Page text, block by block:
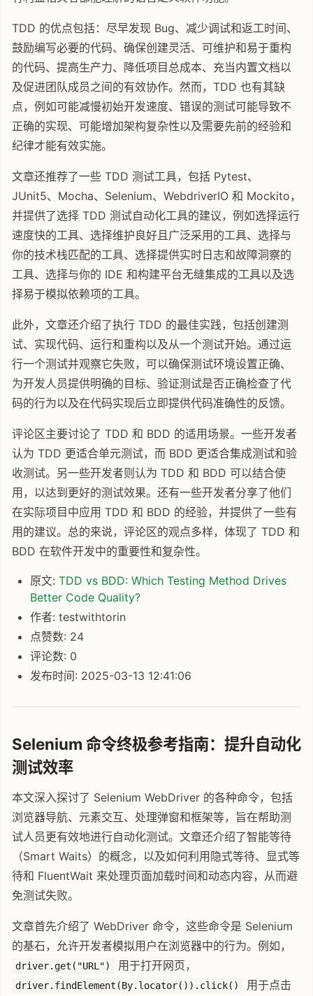
TDD 的优点包括：尽早发现 Bug、减少调试和返工时间、
鼓励编写必要的代码、确保创建灵活、可维护和易于重构
的代码、提高生产力、降低项目总成本、充当内置文档以
及促进团队成员之间的有效协作。然而，TDD 也有其缺
点，例如可能减慢初始开发速度、错误的测试可能导致不
正确的实现、可能增加架构复杂性以及需要先前的经验和
纪律才能有效实施。
文章还推荐了一些 TDD 测试工具，包括 Pytest、
JUnit5、Mocha、Selenium、WebdriverIO 和 Mockito，
并提供了选择 TDD 测试自动化工具的建议，例如选择运行
速度快的工具、选择维护良好且广泛采用的工具、选择与
你的技术栈匹配的工具、选择提供实时日志和故障洞察的
工具、选择与你的 IDE 和构建平台无缝集成的工具以及选
择易于模拟依赖项的工具。
此外，文章还介绍了执行 TDD 的最佳实践，包括创建测
试、实现代码、运行和重构以及从一个测试开始。通过运
行一个测试并观察它失败，可以确保测试环境设置正确、
为开发人员提供明确的目标、验证测试是否正确检查了代
码的行为以及在代码实现后立即提供代码准确性的反馈。
评论区主要讨论了 TDD 和 BDD 的适用场景。一些开发者
认为 TDD 更适合单元测试，而 BDD 更适合集成测试和验
收测试。另一些开发者则认为 TDD 和 BDD 可以结合使
用，以达到更好的测试效果。还有一些开发者分享了他们
在实际项目中应用 TDD 和 BDD 的经验，并提供了一些有
用的建议。总的来说，评论区的观点多样，体现了 TDD 和
BDD 在软件开发中的重要性和复杂性。
原文: TDD vs BDD: Which Testing Method Drives
Better Code Quality?
作者: testwithtorin
点赞数: 24
评论数: 0
发布时间: 2025-03-13 12:41:06
Selenium 命令终极参考指南：提升自动化
测试效率
本文深入探讨了 Selenium WebDriver 的各种命令，包括
浏览器导航、元素交互、处理弹窗和框架等，旨在帮助测
试人员更有效地进行自动化测试。文章还介绍了智能等待
（Smart Waits）的概念，以及如何利用隐式等待、显式等
待和 FluentWait 来处理页面加载时间和动态内容，从而避
免测试失败。
文章首先介绍了 WebDriver 命令，这些命令是 Selenium
的基石，允许开发者模拟用户在浏览器中的行为。例如，
driver.get("URL") 用于打开网页，
driver.findElement(By.locator()).click()
用于点击